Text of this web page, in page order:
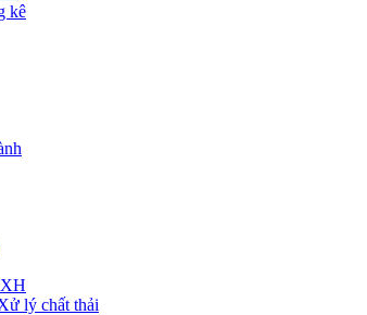
kê
lý chất thải